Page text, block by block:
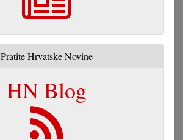
Pratite Hrvatske Novine
HN Blog